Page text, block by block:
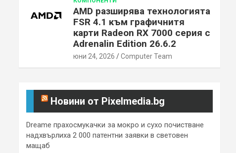
AMD разширява технологията
FSR 4.1 към графичнитя
карти Radeon RX 7000 серия с
Adrenalin Edition 26.6.2
юни 24, 2026 Computer Team
Новини от Pixelmedia.bg
Dreame прахосмукачки за мокро и сухо почистване
надхвърлиха 2 000 патентни заявки в световен
мащаб